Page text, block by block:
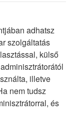
adhatsz
szolgáltatás
külső
illetve
nem tudsz
és